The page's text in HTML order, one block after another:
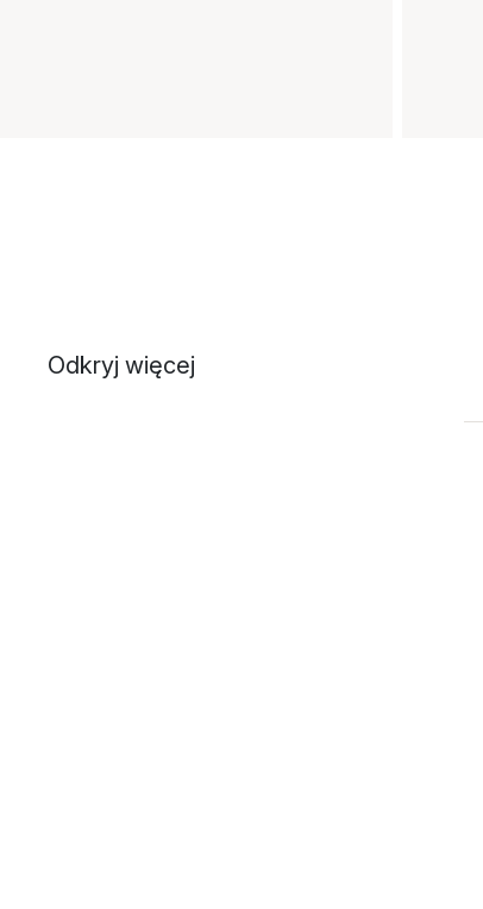
Odkryj więcej